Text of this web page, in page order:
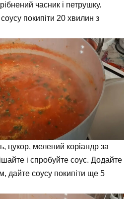
часник і петрушку.
покипіти 20 хвилин з
цукор, мелений коріандр за
і спробуйте соус. Додайте
дайте соусу покипіти ще 5